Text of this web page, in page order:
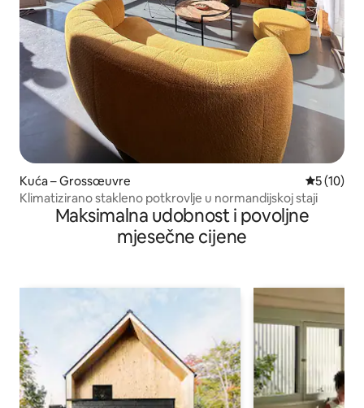
Kuća – Grossœuvre Prosječna
5 (10)
Klimatizirano stakleno potkrovlje u normandijskoj staji
Maksimalna udobnost i povoljne
mjesečne cijene